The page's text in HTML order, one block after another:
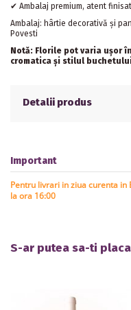
✔ Ambalaj premium, atent finisat
Ambalaj: hârtie decorativă și
Povesti
Notă: Florile pot varia ușor
cromatica și stilul
Detalii produs
Important
Pentru livrari in ziua curenta
la ora 16:00
S-ar putea sa-ti placa